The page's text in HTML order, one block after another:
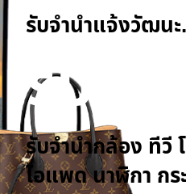
รับจํานําแจ้งวัฒน
รับจำ
รับจำนำกล้อง ที
ไอแพด นาฬิกา กร